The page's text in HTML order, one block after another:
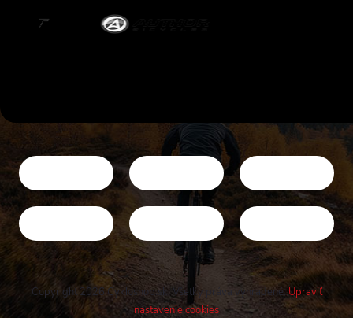
Copyright 2026 Cykloshop.sk. Všetky práva vyhradené.Upraviť
nastavenie cookies